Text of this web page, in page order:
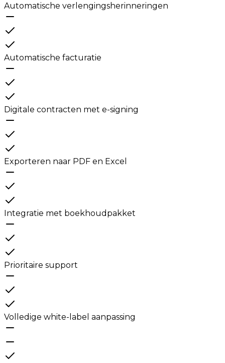
Automatische verlengingsherinneringen
Automatische facturatie
Digitale contracten met e-signing
Exporteren naar PDF en Excel
Integratie met boekhoudpakket
Prioritaire support
Volledige white-label aanpassing